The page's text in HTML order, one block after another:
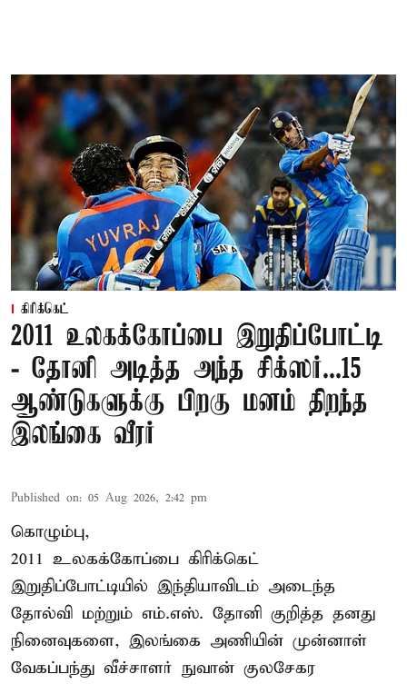
கிரிக்கெட்
2011 உலகக்கோப்பை இறுதிப்போட்டி
- தோனி அடித்த அந்த சிக்ஸர்...15
ஆண்டுகளுக்கு பிறகு மனம் திறந்த
இலங்கை வீரர்
Published on: 05 Aug 2026, 2:42 pm
கொழும்பு,
2011 உலகக்கோப்பை கிரிக்கெட்
இறுதிப்போட்டியில் இந்தியாவிடம் அடைந்த
தோல்வி மற்றும் எம்.எஸ். தோனி குறித்த தனது
நினைவுகளை, இலங்கை அணியின் முன்னாள்
வேகப்பந்து வீச்சாளர் நுவான் குலசேகர